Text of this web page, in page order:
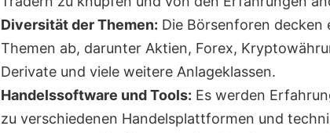
Diversität der Themen: Die Börsenforen decken
Themen ab, darunter Aktien, Forex,
Derivate und viele weitere Anlageklassen.
Handelssoftware und Tools: Es werden
zu verschiedenen Handelsplattformen und